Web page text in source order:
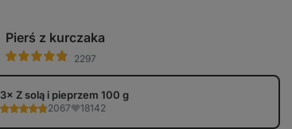
Pierś z kurczaka
2297
3× Z solą i pieprzem 100 g
2067 18142